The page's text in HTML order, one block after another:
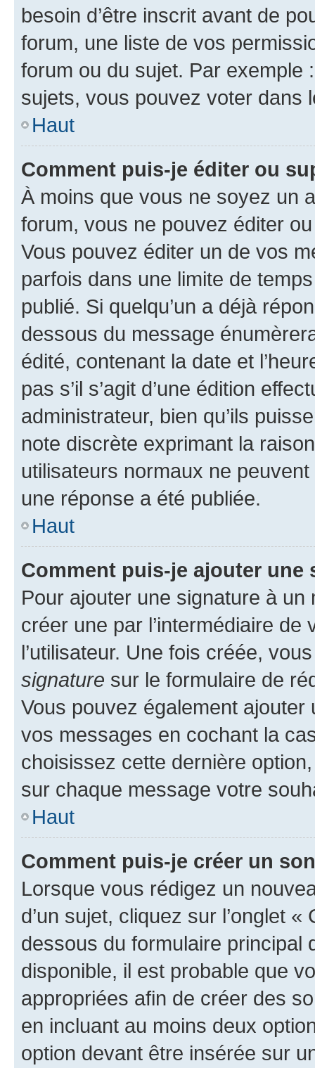
besoin d’être inscrit avant de
forum, une liste de vos
forum ou du sujet. Par exemple
sujets, vous pouvez voter dans
Haut
Comment puis-je éditer ou
À moins que vous ne soyez un
forum, vous ne pouvez éditer
Vous pouvez éditer un de vos
parfois dans une limite de
publié. Si quelqu’un a déjà
dessous du message
édité, contenant la date et
pas s’il s’agit d’une édition
administrateur, bien qu’ils
note discrète exprimant la
utilisateurs normaux ne
une réponse a été publiée.
Haut
Comment puis-je ajouter une
Pour ajouter une signature à un
créer une par l’intermédiaire
l’utilisateur. Une fois créée,
signature sur le formulaire de
Vous pouvez également
vos messages en cochant la
choisissez cette dernière
sur chaque message votre
Haut
Comment puis-je créer un
Lorsque vous rédigez un
d’un sujet, cliquez sur l’onglet
dessous du formulaire principal
disponible, il est probable que
appropriées afin de créer des
en incluant au moins deux
option devant être insérée sur